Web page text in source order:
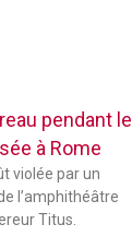
pendant le
à Rome
violée par un
l’amphithéâtre
Titus.